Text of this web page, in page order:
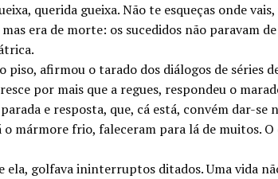
querida gueixa. Não te esqueças onde
era de morte: os sucedidos não paravam
piso, afirmou o tarado dos diálogos de
por mais que a regues, respondeu o
e resposta, que, cá está, convém dar-se
mármore frio, faleceram para lá de muitos. O
golfava ininterruptos ditados. Uma vida